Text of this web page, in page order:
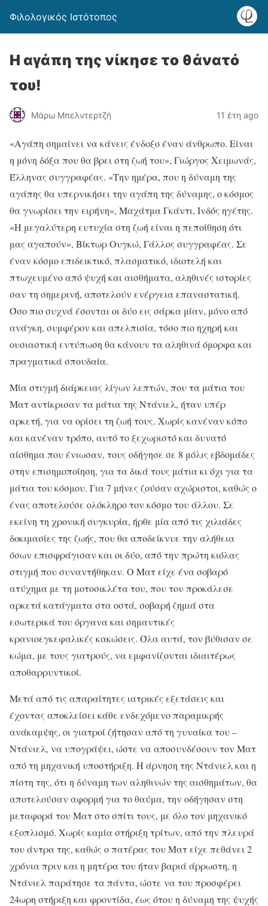
Φιλολογικός Ιστότοπος
Η αγάπη της νίκησε το θάνατό
του!
Μάρω Μπελντερτζή 11 έτη ago
«Αγάπη σημαίνει να κάνεις ένδοξο έναν άνθρωπο. Είναι
η μόνη δόξα που θα βρει στη ζωή του», Γιώργος Χειμωνάς,
Έλληνας συγγραφέας. «Την ημέρα, που η δύναμη της
αγάπης θα υπερνικήσει την αγάπη της δύναμης, ο κόσμος
θα γνωρίσει την ειρήνη», Μαχάτμα Γκάντι, Ινδός ηγέτης.
«Η μεγαλύτερη ευτυχία στη ζωή είναι η πεποίθηση ότι
μας αγαπούν», Βίκτωρ Ουγκώ, Γάλλος συγγραφέας. Σε
έναν κόσμο επιδεικτικό, πλασματικό, ιδιοτελή και
πτωχευμένο από ψυχή και αισθήματα, αληθινές ιστορίες
σαν τη σημερινή, αποτελούν ενέργεια επαναστατική.
Όσο πιο συχνά έσονται οι δύο εις σάρκα μίαν, μόνο από
ανάγκη, συμφέρον και απελπισία, τόσο πιο ηχηρή και
ουσιαστική εντύπωση θα κάνουν τα αληθινά όμορφα και
πραγματικά σπουδαία.
Μία στιγμή διάρκειας λίγων λεπτών, που τα μάτια του
Ματ αντίκρισαν τα μάτια της Ντάνιελ, ήταν υπέρ
αρκετή, για να ορίσει τη ζωή τους. Χωρίς κανέναν κόπο
και κανέναν τρόπο, αυτό το ξεχωριστό και δυνατό
αίσθημα που ένιωσαν, τους οδήγησε σε 8 μόλις εβδομάδες
στην επισημοποίηση, για τα δικά τους μάτια κι όχι για τα
μάτια του κόσμου. Για 7 μήνες ζούσαν αχώριστοι, καθώς ο
ένας αποτελούσε ολόκληρο τον κόσμο του άλλου. Σε
εκείνη τη χρονική συγκυρία, ήρθε μία από τις χιλιάδες
δοκιμασίες της ζωής, που θα αποδείκνυε την αλήθεια
όσων επισφράγισαν και οι δύο, από την πρώτη κιόλας
στιγμή που συναντήθηκαν. Ο Ματ είχε ένα σοβαρό
ατύχημα με τη μοτοσικλέτα του, που του προκάλεσε
αρκετά κατάγματα στα οστά, σοβαρή ζημιά στα
εσωτερικά του όργανα και σημαντικές
κρανιοεγκεφαλικές κακώσεις. Όλα αυτά, τον βύθισαν σε
κώμα, με τους γιατρούς, να εμφανίζονται ιδιαιτέρως
αποθαρρυντικοί.
Μετά από τις απαραίτητες ιατρικές εξετάσεις και
έχοντας αποκλείσει κάθε ενδεχόμενο παραμικρής
ανάκαμψης, οι γιατροί ζήτησαν από τη γυναίκα του –
Ντάνιελ, να υπογράψει, ώστε να αποσυνδέσουν τον Ματ
από τη μηχανική υποστήριξη. Η άρνηση της Ντάνιελ και η
πίστη της, ότι η δύναμη των αληθινών της αισθημάτων, θα
αποτελούσαν αφορμή για το θαύμα, την οδήγησαν στη
μεταφορά του Ματ στο σπίτι τους, με όλο τον μηχανικό
εξοπλισμό. Χωρίς καμία στήριξη τρίτων, από την πλευρά
του άντρα της, καθώς ο πατέρας του Ματ είχε πεθάνει 2
χρόνια πριν και η μητέρα του ήταν βαριά άρρωστη, η
Ντάνιελ παράτησε τα πάντα, ώστε να του προσφέρει
24ωρη στήριξη και φροντίδα, έως ότου η δύναμη της ψυχής